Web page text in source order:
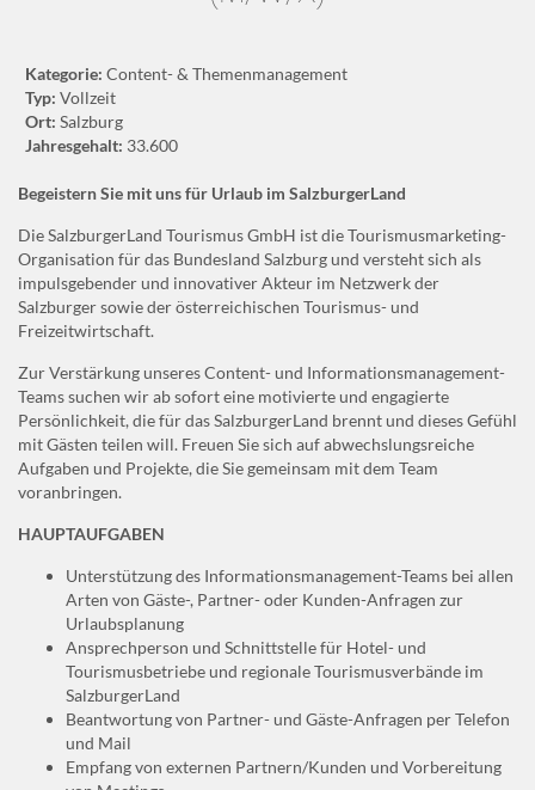
Kategorie: Kategorie:
Content- & Themenmanagement
Typ: Typ:
Vollzeit
Ort: Ort:
Salzburg
Jahresgehalt: Jahresgehalt:
33.600
Begeistern Sie mit uns für Urlaub im SalzburgerLand
Die SalzburgerLand Tourismus GmbH ist die Tourismusmarketing-
Organisation für das Bundesland Salzburg und versteht sich als
impulsgebender und innovativer Akteur im Netzwerk der
Salzburger sowie der österreichischen Tourismus- und
Freizeitwirtschaft.
Zur Verstärkung unseres Content- und Informationsmanagement-
Teams suchen wir ab sofort eine motivierte und engagierte
Persönlichkeit, die für das SalzburgerLand brennt und dieses Gefühl
mit Gästen teilen will. Freuen Sie sich auf abwechslungsreiche
Aufgaben und Projekte, die Sie gemeinsam mit dem Team
voranbringen.
HAUPTAUFGABEN
Unterstützung des Informationsmanagement-Teams bei allen
Arten von Gäste-, Partner- oder Kunden-Anfragen zur
Urlaubsplanung
Ansprechperson und Schnittstelle für Hotel- und
Tourismusbetriebe und regionale Tourismusverbände im
SalzburgerLand
Beantwortung von Partner- und Gäste-Anfragen per Telefon
und Mail
Empfang von externen Partnern/Kunden und Vorbereitung